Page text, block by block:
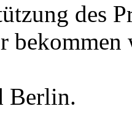
des
Berlin.